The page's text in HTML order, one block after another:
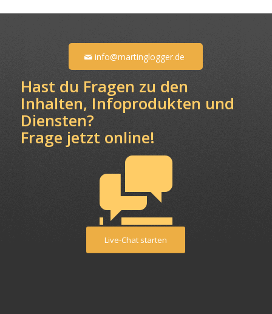
info@martinglogger.de
Hast du Fragen zu den
Inhalten, Infoprodukten und
Diensten?
Frage jetzt online!
Live-Chat starten